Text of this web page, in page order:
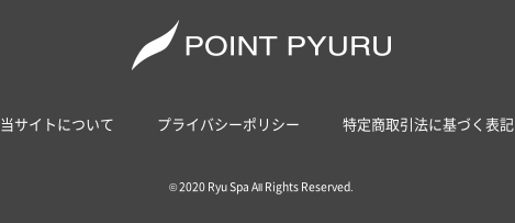
当サイトについて プライバシーポリシー 特定商取引法に基づく表記
© 2020 Ryu Spa All Rights Reserved.